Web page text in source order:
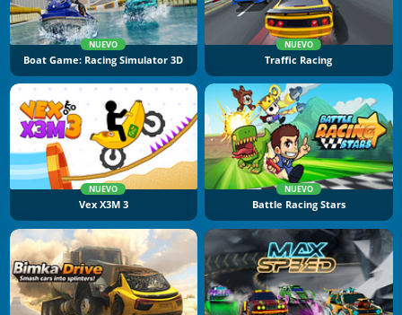
NUEVO
Boat Game: Racing Simulator 3D
NUEVO
Traffic Racing
NUEVO
Vex X3M 3
NUEVO
Battle Racing Stars